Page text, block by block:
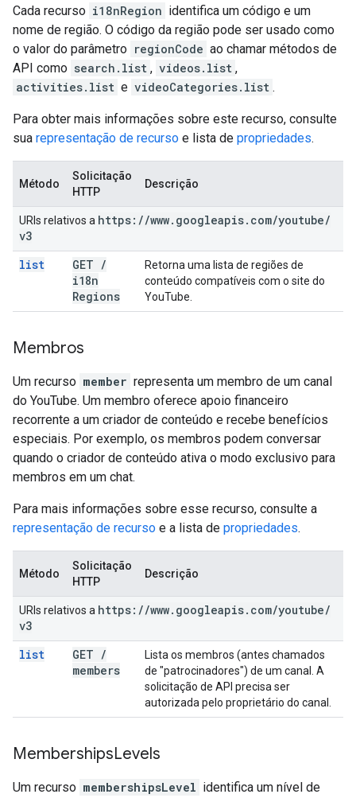
Cada recurso i18nRegion identifica um código e um
nome de região. O código da região pode ser usado como
o valor do parâmetro regionCode ao chamar métodos de
API como search.list , videos.list ,
activities.list e videoCategories.list .
Para obter mais informações sobre este recurso, consulte
sua representação de recurso e lista de propriedades.
Método
Solicitação
HTTP
Descrição
URIs relativos a https: //www. googleapis. com/youtube/
v3
list
GET /
i18n
Regions
Retorna uma lista de regiões de
conteúdo compatíveis com o site do
YouTube.
Membros
Um recurso member representa um membro de um canal
do YouTube. Um membro oferece apoio financeiro
recorrente a um criador de conteúdo e recebe benefícios
especiais. Por exemplo, os membros podem conversar
quando o criador de conteúdo ativa o modo exclusivo para
membros em um chat.
Para mais informações sobre esse recurso, consulte a
representação de recurso e a lista de propriedades.
Método
Solicitação
HTTP
Descrição
URIs relativos a https: //www. googleapis. com/youtube/
v3
list
GET /
members
Lista os membros (antes chamados
de "patrocinadores") de um canal. A
solicitação de API precisa ser
autorizada pelo proprietário do canal.
MembershipsLevels
Um recurso membershipsLevel identifica um nível de